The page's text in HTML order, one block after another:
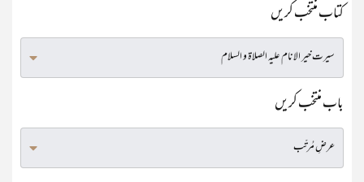
کتاب منتخب کریں
باب منتخب کریں